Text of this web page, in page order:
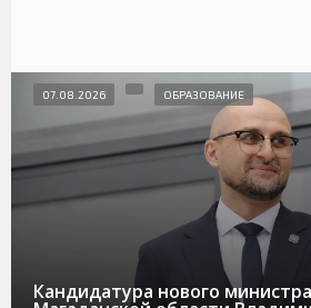
Кандидатура нового
07.08.2026 ОБРАЗОВАНИЕ